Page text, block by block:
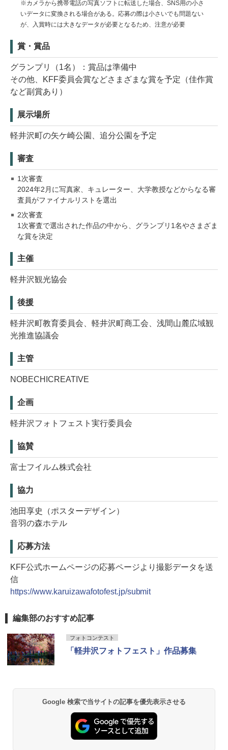
※カメラから携帯電話の写真ソフトに転送した場合、SNS用の小さ
いデータに変換される場合がある。応募の際は小さいでも問題ない
が、入賞時には大きなデータが必要となるため、注意が必要
賞・賞品
グランプリ（1名）：賞品は準備中
その他、KFF委員会賞などさまざまな賞を予定（佳作賞
など副賞あり）
展示場所
軽井沢町の矢ケ崎公園、追分公園を予定
審査
1次審査
2024年2月に写真家、キュレーター、大学教授などからなる審
査員がファイナルリストを選出
2次審査
1次審査で選出された作品の中から、グランプリ1名やさまざま
な賞を決定
主催
軽井沢観光協会
後援
軽井沢町教育委員会、軽井沢町商工会、浅間山麓広域観
光推進協議会
主管
NOBECHICREATIVE
企画
軽井沢フォトフェスト実行委員会
協賛
富士フイルム株式会社
協力
池田享史（ポスターデザイン）
音羽の森ホテル
応募方法
KFF公式ホームページの応募ページより撮影データを送
信
https://www.karuizawafotofest.jp/submit
編集部のおすすめ記事
フォトコンテスト
「軽井沢フォトフェスト」作品募集
Google 検索で当サイトの記事を優先表示させる